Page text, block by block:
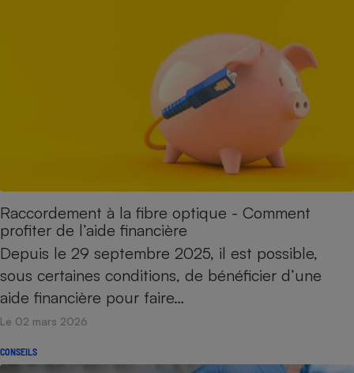
Raccordement à la fibre optique - Comment
profiter de l’aide financière
Depuis le 29 septembre 2025, il est possible,
sous certaines conditions, de bénéficier d’une
aide financière pour faire…
Le 02 mars 2026
CONSEILS
Plaque de cuisson à
induction
Climatiseur -
Ventilateur
Téléphone mobile -
Smartphone
Climatiseur -
Ventilateur